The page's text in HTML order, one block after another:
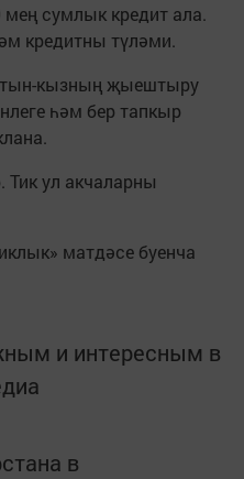
мең сумлык кредит ала.
кредитны түләми.
кызның җыештыру
һәм бер тапкыр
ул акчаларны
матдәсе буенча
и интересным в
в